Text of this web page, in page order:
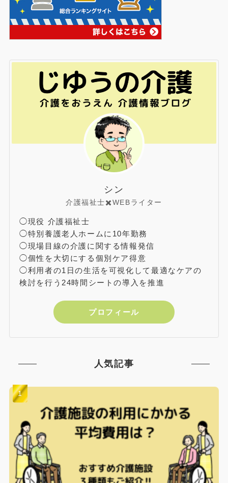
シン
介護福祉士✖️WEBライター
◯現役 介護福祉士
◯特別養護老人ホームに10年勤務
◯現場目線の介護に関する情報発信
◯個性を大切にする個別ケア得意
◯利用者の1日の生活を可視化して最適なケアの
検討を行う24時間シートの導入を推進
プロフィール
人気記事